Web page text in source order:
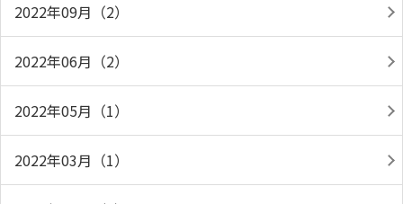
2022年09月（2）
2022年06月（2）
2022年05月（1）
2022年03月（1）